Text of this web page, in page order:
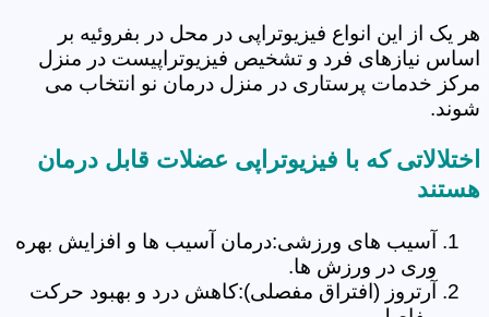
هر یک از این انواع فیزیوتراپی در محل در بفروئیه بر
اساس نیازهای فرد و تشخیص فیزیوتراپیست در منزل
مرکز خدمات پرستاری در منزل درمان نو انتخاب می
شوند.
اختلالاتی که با فیزیوتراپی عضلات قابل درمان
هستند
آسیب های ورزشی:درمان آسیب ها و افزایش بهره
وری در ورزش ها.
آرتروز (افتراق مفصلی):کاهش درد و بهبود حرکت